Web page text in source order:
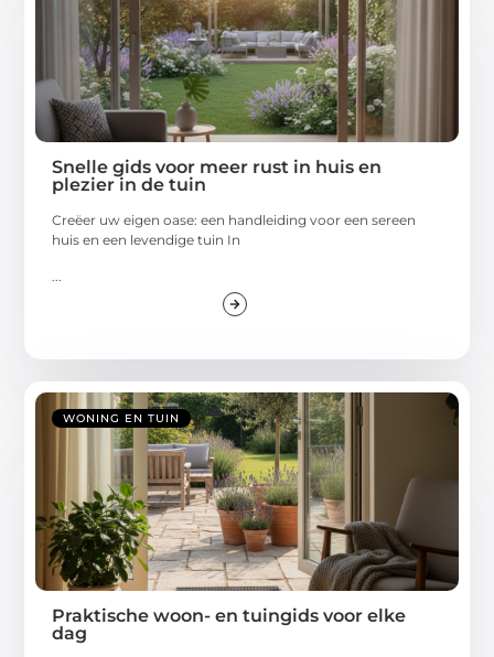
Snelle gids voor meer rust in huis en
plezier in de tuin
Creëer uw eigen oase: een handleiding voor een sereen
huis en een levendige tuin In
WONING EN TUIN
Praktische woon- en tuingids voor elke
dag